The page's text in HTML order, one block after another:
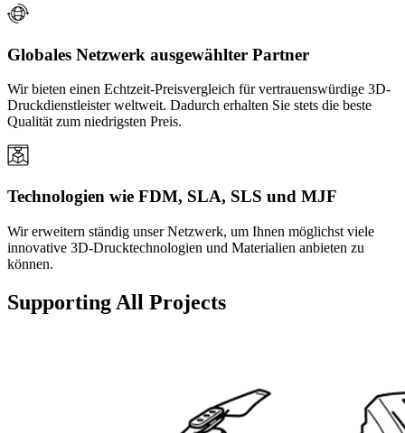
Globales Netzwerk ausgewählter Partner
Wir bieten einen Echtzeit-Preisvergleich für vertrauenswürdige 3D-
Druckdienstleister weltweit. Dadurch erhalten Sie stets die beste
Qualität zum niedrigsten Preis.
Technologien wie FDM, SLA, SLS und MJF
Wir erweitern ständig unser Netzwerk, um Ihnen möglichst viele
innovative 3D-Drucktechnologien und Materialien anbieten zu
können.
Supporting All Projects